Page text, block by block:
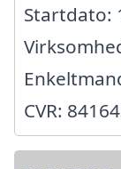
Startdato:
CVR: